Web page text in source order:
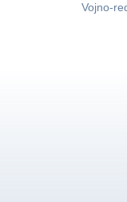
Vojno-